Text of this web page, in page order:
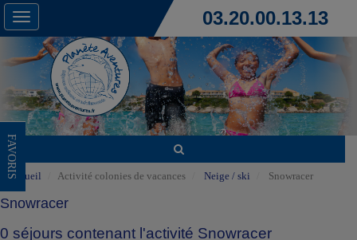
Toggle
navigation
03.20.00.13.13
FAVORIS
Accueil Activité colonies de vacances Neige / ski Snowracer
Snowracer
0 séjours contenant l'activité Snowracer